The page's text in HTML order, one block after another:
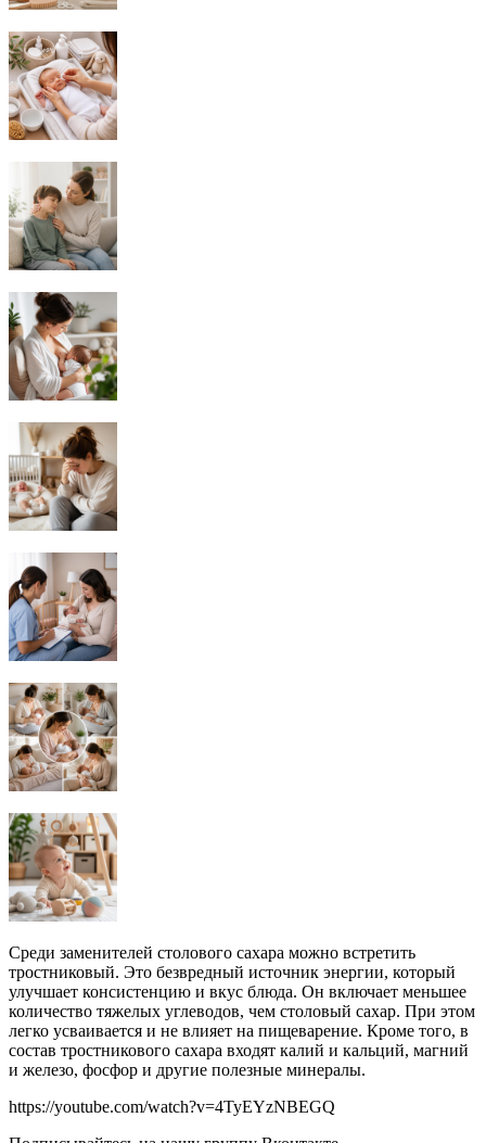
Среди заменителей столового сахара можно встретить
тростниковый. Это безвредный источник энергии, который
улучшает консистенцию и вкус блюда. Он включает меньшее
количество тяжелых углеводов, чем столовый сахар. При этом
легко усваивается и не влияет на пищеварение. Кроме того, в
состав тростникового сахара входят калий и кальций, магний
и железо, фосфор и другие полезные минералы.
https://youtube.com/watch?v=4TyEYzNBEGQ